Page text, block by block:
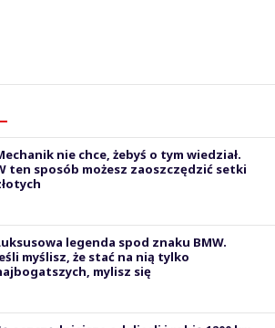
nie chce, żebyś o tym wiedział.
ten sposób możesz zaoszczędzić setki
legenda spod znaku BMW.
myślisz, że stać na nią tylko
mylisz się